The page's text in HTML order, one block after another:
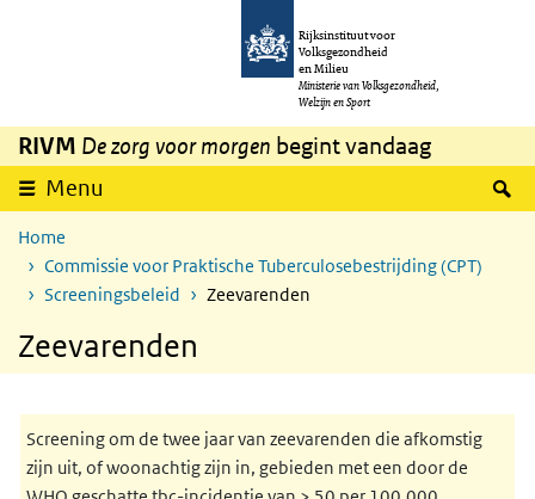
Overslaan en naar de inhoud gaan
Rijksinstituut voor
Volksgezondheid
en Milieu
Ministerie van Volksgezondheid,
Welzijn en Sport
RIVM De zorg voor morgen begint vandaag
Menu
Home
Commissie voor Praktische Tuberculosebestrijding (CPT)
Screeningsbeleid
Zeevarenden
Zeevarenden
Screening om de twee jaar van zeevarenden die afkomstig
zijn uit, of woonachtig zijn in, gebieden met een door de